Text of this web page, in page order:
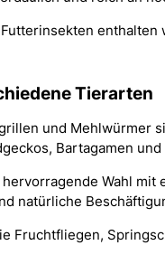
enthalten
Tierarten
und Mehlwürmer
Bartagamen
Wahl
natürliche
Fruchtfliegen,